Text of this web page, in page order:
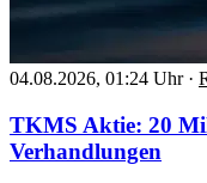
04.08.2026, 01:24 Uhr ·
TKMS Aktie: 20
Verhandlungen